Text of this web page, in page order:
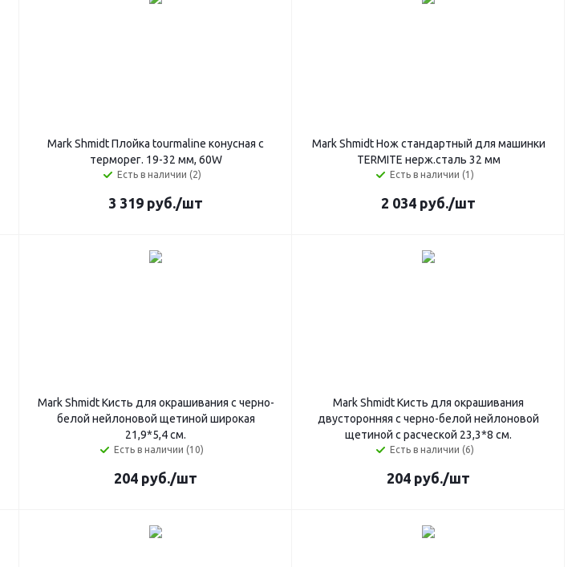
Mark Shmidt Плойка tourmaline конусная с
терморег. 19-32 мм, 60W
Есть в наличии (2)
3 319 руб./шт
Mark Shmidt Нож стандартный для машинки
TERMITE нерж.сталь 32 мм
Есть в наличии (1)
2 034 руб./шт
Mark Shmidt Кисть для окрашивания с черно-
белой нейлоновой щетиной широкая
21,9*5,4 см.
Есть в наличии (10)
204 руб./шт
Mark Shmidt Кисть для окрашивания
двусторонняя с черно-белой нейлоновой
щетиной с расческой 23,3*8 см.
Есть в наличии (6)
204 руб./шт